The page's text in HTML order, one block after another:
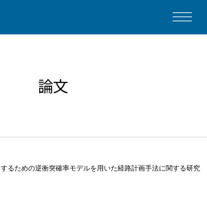
論文
るための逆衝突確率モデルを用いた経路計画手法に関する研究